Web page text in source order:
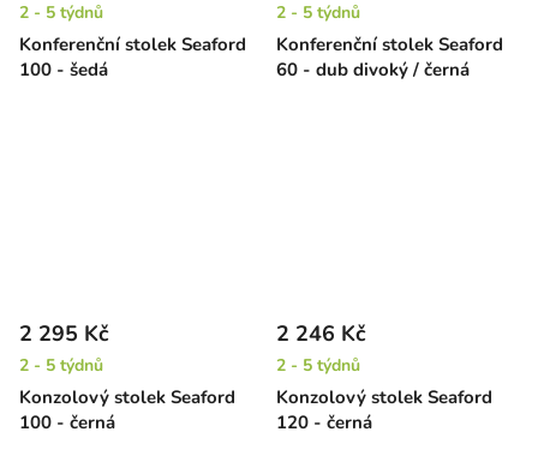
Konferenční stolek Seaford
100 - šedá
2 - 5 týdnů
Konferenční stolek Seaford
60 - dub divoký / černá
2 - 5 týdnů
Konzolový stolek Seaford
100 - černá
2 295 Kč
2 - 5 týdnů
Konzolový stolek Seaford
120 - černá
2 246 Kč
2 - 5 týdnů